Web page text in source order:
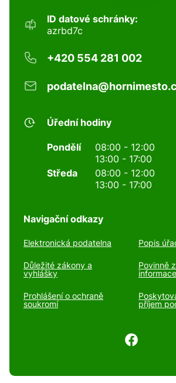
ID datové schránky:
azrbd7c
+420 554 281 002
Úřední hodiny
Pondělí
08:00 - 12:00
13:00 - 17:00
Středa
08:00 - 12:00
13:00 - 17:00
Navigační odkazy
Elektronická podatelna Popis
Důležité zákony a
vyhlášky
Povinně
informace
Prohlášení o ochraně
soukromí
příjem